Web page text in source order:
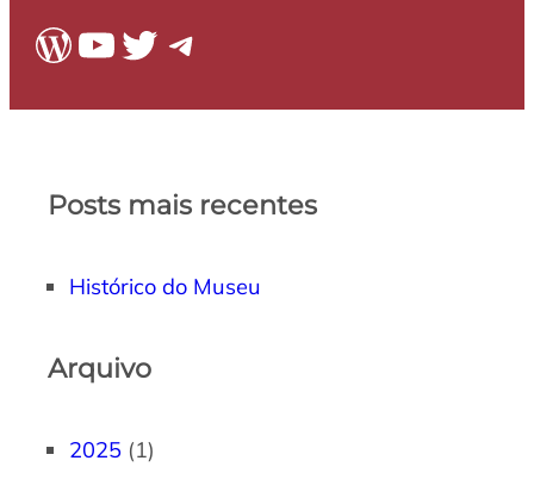
WordPress
Youtube
Twitter
Telegram
Posts mais recentes
Histórico do Museu
Arquivo
2025 (1)